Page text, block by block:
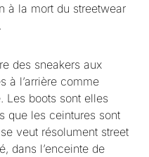
à la mort du streetwear
des sneakers aux
à l’arrière comme
Les boots sont elles
que les ceintures sont
veut résolument street
dans l’enceinte de